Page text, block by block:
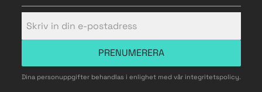
PRENUMERERA
Dina personuppgifter behandlas i enlighet med vår integritetspolicy.